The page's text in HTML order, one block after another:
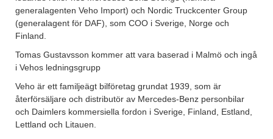
generalagenten Veho Import) och Nordic Truckcenter Group
(generalagent för DAF), som COO i Sverige, Norge och
Finland.
Tomas Gustavsson kommer att vara baserad i Malmö och ingå
i Vehos ledningsgrupp
Veho är ett familjeägt bilföretag grundat 1939, som är
återförsäljare och distributör av Mercedes-Benz personbilar
och Daimlers kommersiella fordon i Sverige, Finland, Estland,
Lettland och Litauen.